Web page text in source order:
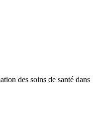
des soins de santé dans